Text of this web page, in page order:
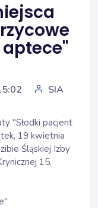
aptece"
SIA
"Słodki pacjent
19 kwietnia
Śląskiej Izby
15.